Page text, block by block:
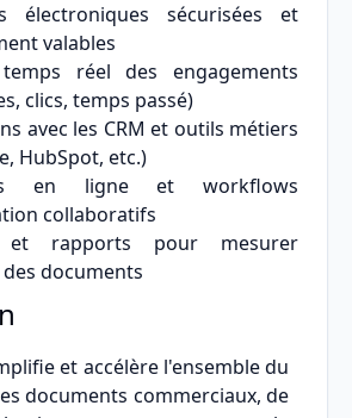
électroniques sécurisées et
valables
réel des engagements
clics, temps passé)
avec les CRM et outils métiers
HubSpot, etc.)
en ligne et workflows
collaboratifs
et rapports pour mesurer
documents
et accélère l'ensemble du
documents commerciaux, de